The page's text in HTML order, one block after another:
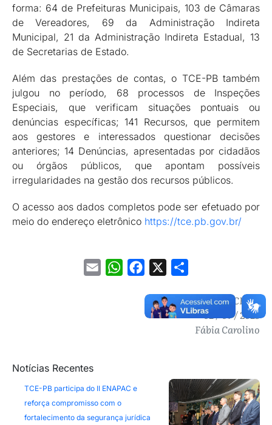
forma: 64 de Prefeituras Municipais, 103 de Câmaras
de Vereadores, 69 da Administração Indireta
Municipal, 21 da Administração Indireta Estadual, 13
de Secretarias de Estado.
Além das prestações de contas, o TCE-PB também
julgou no período, 68 processos de Inspeções
Especiais, que verificam situações pontuais ou
denúncias específicas; 141 Recursos, que permitem
aos gestores e interessados questionar decisões
anteriores; 14 Denúncias, apresentadas por cidadãos
ou órgãos públicos, que apontam possíveis
irregularidades na gestão dos recursos públicos.
O acesso aos dados completos pode ser efetuado por
meio do endereço eletrônico https://tce.pb.gov.br/
Email WhatsAppFacebook
Ascom/TCE-PB
02 / 07 / 2025
Fábia Carolino
Notícias Recentes
TCE-PB participa do II ENAPAC e
reforça compromisso com o
fortalecimento da segurança jurídica